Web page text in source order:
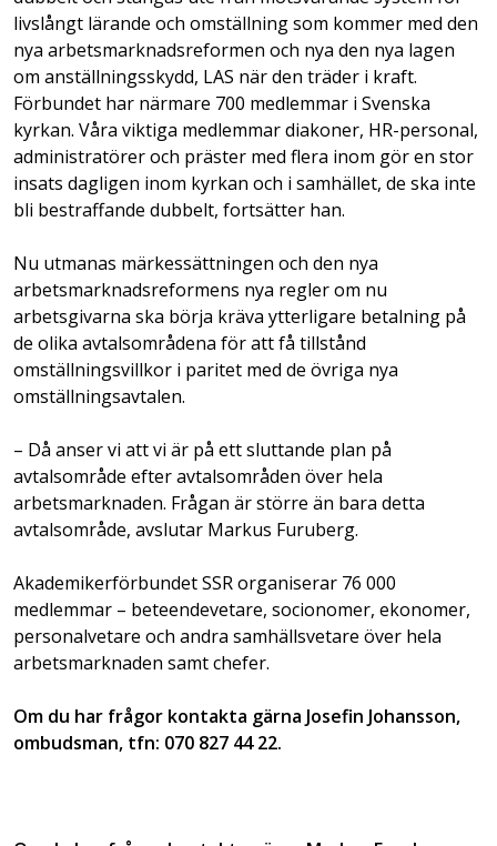
livslångt lärande och omställning som kommer med den
nya arbetsmarknadsreformen och nya den nya lagen
om anställningsskydd, LAS när den träder i kraft.
Förbundet har närmare 700 medlemmar i Svenska
kyrkan. Våra viktiga medlemmar diakoner, HR-personal,
administratörer och präster med flera inom gör en stor
insats dagligen inom kyrkan och i samhället, de ska inte
bli bestraffande dubbelt, fortsätter han.
Nu utmanas märkessättningen och den nya
arbetsmarknadsreformens nya regler om nu
arbetsgivarna ska börja kräva ytterligare betalning på
de olika avtalsområdena för att få tillstånd
omställningsvillkor i paritet med de övriga nya
omställningsavtalen.
– Då anser vi att vi är på ett sluttande plan på
avtalsområde efter avtalsområden över hela
arbetsmarknaden. Frågan är större än bara detta
avtalsområde, avslutar Markus Furuberg.
Akademikerförbundet SSR organiserar 76 000
medlemmar – beteendevetare, socionomer, ekonomer,
personalvetare och andra samhällsvetare över hela
arbetsmarknaden samt chefer.
Om du har frågor kontakta gärna Josefin Johansson,
ombudsman, tfn: 070 827 44 22.